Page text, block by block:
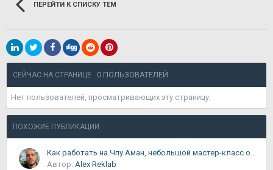
ПЕРЕЙТИ К СПИСКУ ТЕМ
СЕЙЧАС НА СТРАНИЦЕ 0 ПОЛЬЗОВАТЕЛЕЙ
Нет пользователей, просматривающих эту страницу.
ПОХОЖИЕ ПУБЛИКАЦИИ
Автор: Alex Reklab